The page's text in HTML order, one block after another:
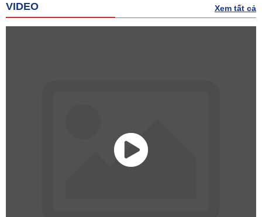
VIDEO Xem tất cả